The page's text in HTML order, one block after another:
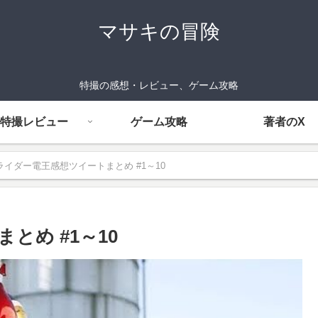
マサキの冒険
特撮の感想・レビュー、ゲーム攻略
特撮レビュー ゲーム攻略 著者のX
イダー電王感想ツイートまとめ #1～10
とめ #1～10